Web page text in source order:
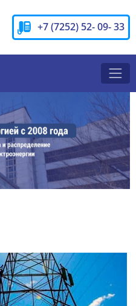
+7 (7252) 52- 09- 33